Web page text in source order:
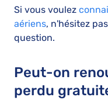
Si vous voulez
aériens, n'hésitez
question.
Peut-on
perdu